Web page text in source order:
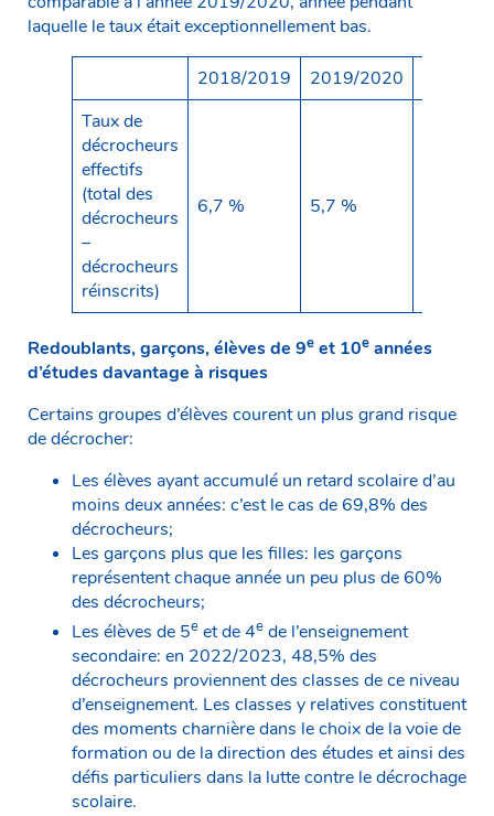
laquelle le taux était exceptionnellement bas.
2018/2019 2019/2020
Taux de
décrocheurs
effectifs
(total des
décrocheurs
–
décrocheurs
réinscrits)
6,7 % 5,7 %
Redoublants, garçons, élèves de 9e et 10e années
d’études davantage à risques
Certains groupes d’élèves courent un plus grand risque
de décrocher:
Les élèves ayant accumulé un retard scolaire d’au
moins deux années: c’est le cas de 69,8% des
décrocheurs;
Les garçons plus que les filles: les garçons
représentent chaque année un peu plus de 60%
des décrocheurs;
Les élèves de 5e et de 4e de l’enseignement
secondaire: en 2022/2023, 48,5% des
décrocheurs proviennent des classes de ce niveau
d’enseignement. Les classes y relatives constituent
des moments charnière dans le choix de la voie de
formation ou de la direction des études et ainsi des
défis particuliers dans la lutte contre le décrochage
scolaire.